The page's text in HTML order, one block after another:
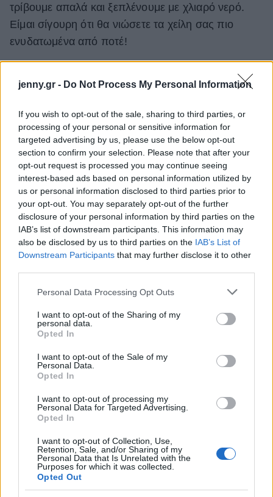
jenny.gr - Do Not Process My Personal Information
If you wish to opt-out of the sale, sharing to third parties, or
processing of your personal or sensitive information for
targeted advertising by us, please use the below opt-out
section to confirm your selection. Please note that after your
opt-out request is processed you may continue seeing
interest-based ads based on personal information utilized by
us or personal information disclosed to third parties prior to
your opt-out. You may separately opt-out of the further
disclosure of your personal information by third parties on the
IAB’s list of downstream participants. This information may
also be disclosed by us to third parties on the IAB’s List of
Downstream Participants that may further disclose it to other
Please note that this website/app uses one or more Google
not limited to your visit or usage behaviour. You may click to
grant or deny consent to Google and its third-party tags to
use your data for below specified purposes in below Google
consent section.
Personal Data Processing Opt Outs
I want to opt-out of the Sharing of my
personal data.
Opted In
I want to opt-out of the Sale of my
Personal Data.
Opted In
I want to opt-out of processing my
Personal Data for Targeted Advertising.
Opted In
I want to opt-out of Collection, Use,
Retention, Sale, and/or Sharing of my
Personal Data that Is Unrelated with the
Purposes for which it was collected.
Opted Out
τρίβουμε απαλά και ξεπλένουμε με χλιαρό νερό.
Είμαι σίγουρη ότι θα νιώσετε τα χείλη σας πιο
ενυδατωμένα από ποτέ!